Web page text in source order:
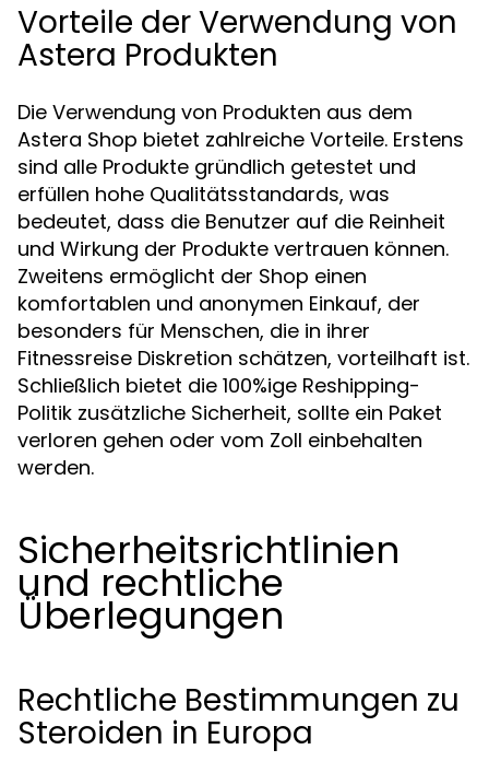
Vorteile der Verwendung von
Astera Produkten
Die Verwendung von Produkten aus dem
Astera Shop bietet zahlreiche Vorteile. Erstens
sind alle Produkte gründlich getestet und
erfüllen hohe Qualitätsstandards, was
bedeutet, dass die Benutzer auf die Reinheit
und Wirkung der Produkte vertrauen können.
Zweitens ermöglicht der Shop einen
komfortablen und anonymen Einkauf, der
besonders für Menschen, die in ihrer
Fitnessreise Diskretion schätzen, vorteilhaft ist.
Schließlich bietet die 100%ige Reshipping-
Politik zusätzliche Sicherheit, sollte ein Paket
verloren gehen oder vom Zoll einbehalten
werden.
Sicherheitsrichtlinien
und rechtliche
Überlegungen
Rechtliche Bestimmungen zu
Steroiden in Europa